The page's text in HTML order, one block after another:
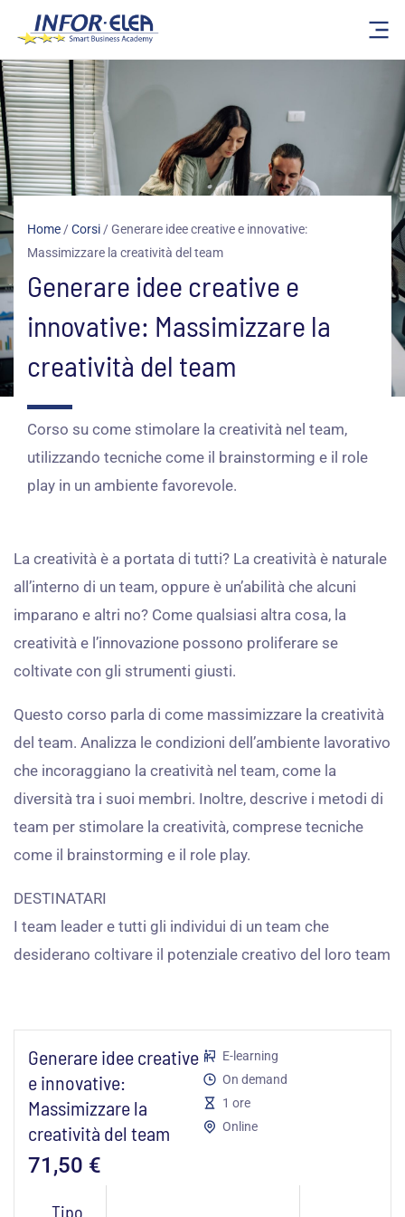
contenuto
Home/Corsi/Generare idee creative e innovative:
Massimizzare la creatività del team
Generare idee creative e
innovative: Massimizzare la
creatività del team
Corso su come stimolare la creatività nel team,
utilizzando tecniche come il brainstorming e il role
play in un ambiente favorevole.
La creatività è a portata di tutti? La creatività è naturale
all’interno di un team, oppure è un’abilità che alcuni
imparano e altri no? Come qualsiasi altra cosa, la
creatività e l’innovazione possono proliferare se
coltivate con gli strumenti giusti.
Questo corso parla di come massimizzare la creatività
del team. Analizza le condizioni dell’ambiente lavorativo
che incoraggiano la creatività nel team, come la
diversità tra i suoi membri. Inoltre, descrive i metodi di
team per stimolare la creatività, comprese tecniche
come il brainstorming e il role play.
DESTINATARI
I team leader e tutti gli individui di un team che
desiderano coltivare il potenziale creativo del loro team
Generare idee creative
e innovative:
Massimizzare la
creatività del team
71,50 €
Tipo
E-learning
On demand
1 ore
Online